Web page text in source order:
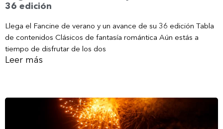
36 edición
Llega el Fancine de verano y un avance de su 36 edición Tabla
de contenidos Clásicos de fantasía romántica Aún estás a
tiempo de disfrutar de los dos
Leer más